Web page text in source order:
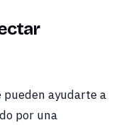
ayudarte a
por una